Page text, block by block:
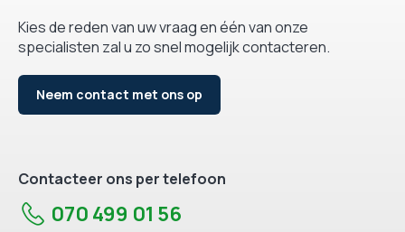
Kies de reden van uw vraag en één van onze
specialisten zal u zo snel mogelijk contacteren.
Neem contact met ons op
Contacteer ons per telefoon
070 499 01 56